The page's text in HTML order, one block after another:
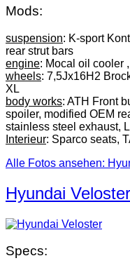
Mods:
suspension: K-sport
rear strut bars
engine: Mocal oil cooler
wheels: 7,5Jx16H2
XL
body works: ATH Front
spoiler, modified OEM
stainless steel exhaust,
Interieur: Sparco seats,
Alle Fotos ansehen:
Hyundai
Specs: